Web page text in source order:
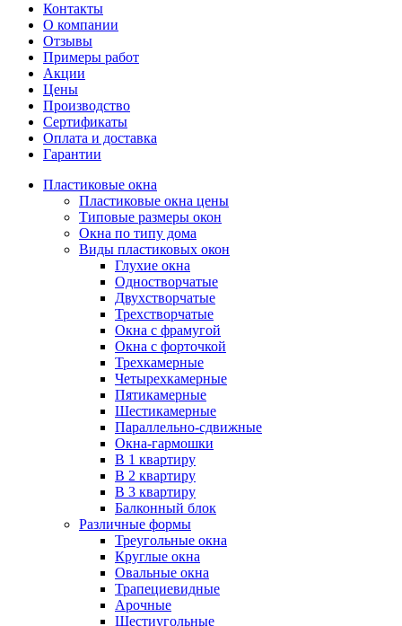
Контакты
О компании
Отзывы
Примеры работ
Акции
Цены
Производство
Сертификаты
Оплата и доставка
Гарантии
Пластиковые окна
Пластиковые окна цены
Типовые размеры окон
Окна по типу дома
Виды пластиковых окон
Глухие окна
Одностворчатые
Двухстворчатые
Трехстворчатые
Окна с фрамугой
Окна с форточкой
Трехкамерные
Четырехкамерные
Пятикамерные
Шестикамерные
Параллельно-сдвижные
Окна-гармошки
В 1 квартиру
В 2 квартиру
В 3 квартиру
Балконный блок
Различные формы
Треугольные окна
Круглые окна
Овальные окна
Трапециевидные
Арочные
Шестиугольные